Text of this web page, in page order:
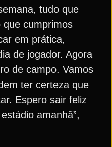
tudo que
que cumprimos
em prática,
de jogador. Agora
de campo. Vamos
ter certeza que
Espero sair feliz
amanhã”,